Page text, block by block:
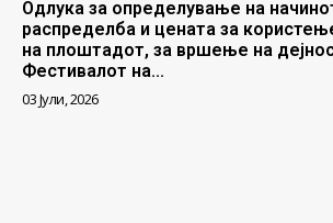
Одлука за определување на
распределба и цената за
на плоштадот, за вршење на
Фестивалот на...
03 Јули, 2026